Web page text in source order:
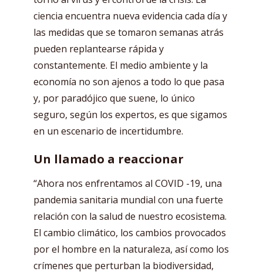
ciencia encuentra nueva evidencia cada día y
las medidas que se tomaron semanas atrás
pueden replantearse rápida y
constantemente. El medio ambiente y la
economía no son ajenos a todo lo que pasa
y, por paradójico que suene, lo único
seguro, según los expertos, es que sigamos
en un escenario de incertidumbre.
Un llamado a reaccionar
“Ahora nos enfrentamos al COVID -19, una
pandemia sanitaria mundial con una fuerte
relación con la salud de nuestro ecosistema.
El cambio climático, los cambios provocados
por el hombre en la naturaleza, así como los
crímenes que perturban la biodiversidad,